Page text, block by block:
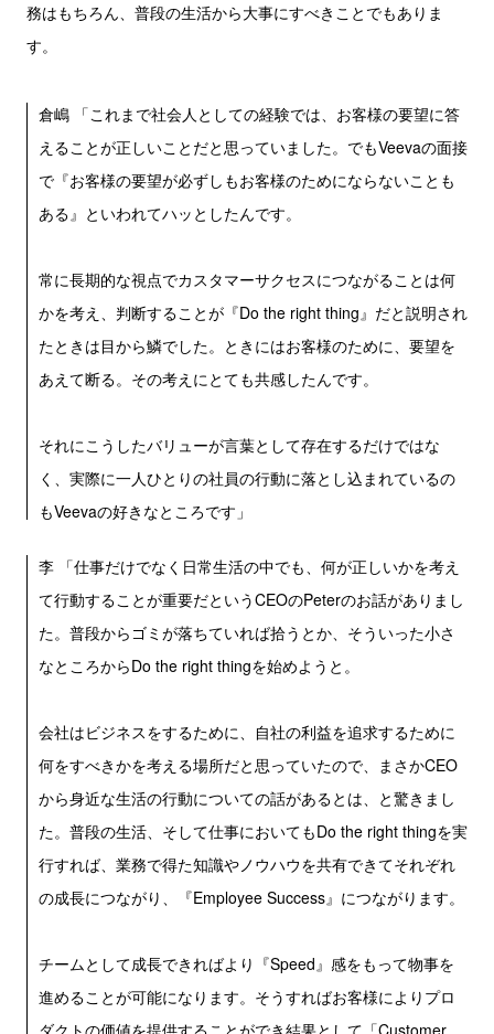
務はもちろん、普段の生活から大事にすべきことでもありま
す。
倉嶋 「これまで社会人としての経験では、お客様の要望に答
えることが正しいことだと思っていました。でもVeevaの面接
で『お客様の要望が必ずしもお客様のためにならないことも
ある』といわれてハッとしたんです。
常に長期的な視点でカスタマーサクセスにつながることは何
かを考え、判断することが『Do the right thing』だと説明され
たときは目から鱗でした。ときにはお客様のために、要望を
あえて断る。その考えにとても共感したんです。
それにこうしたバリューが言葉として存在するだけではな
く、実際に一人ひとりの社員の行動に落とし込まれているの
もVeevaの好きなところです」
李 「仕事だけでなく日常生活の中でも、何が正しいかを考え
て行動することが重要だというCEOのPeterのお話がありまし
た。普段からゴミが落ちていれば拾うとか、そういった小さ
なところからDo the right thingを始めようと。
会社はビジネスをするために、自社の利益を追求するために
何をすべきかを考える場所だと思っていたので、まさかCEO
から身近な生活の行動についての話があるとは、と驚きまし
た。普段の生活、そして仕事においてもDo the right thingを実
行すれば、業務で得た知識やノウハウを共有できてそれぞれ
の成長につながり、『Employee Success』につながります。
チームとして成長できればより『Speed』感をもって物事を
進めることが可能になります。そうすればお客様によりプロ
ダクトの価値を提供することができ結果として「Customer